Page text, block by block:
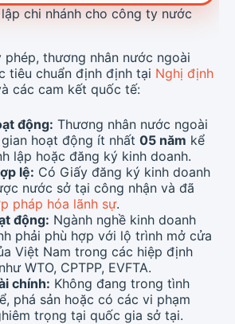
chi nhánh cho công ty nước
thương nhân nước ngoài
tiêu chuẩn định định tại Nghị định
các cam kết quốc tế:
động: Thương nhân nước ngoài
hoạt động ít nhất 05 năm kể
lập hoặc đăng ký kinh doanh.
lệ: Có Giấy đăng ký kinh doanh
nước sở tại công nhận và đã
pháp hóa lãnh sự.
động: Ngành nghề kinh doanh
phải phù hợp với lộ trình mở cửa
Việt Nam trong các hiệp định
WTO, CPTPP, EVFTA.
chính: Không đang trong tình
phá sản hoặc có các vi phạm
trọng tại quốc gia sở tại.